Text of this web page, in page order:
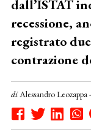
dall’ISTAT
recessione,
registrato
contrazione
diAlessandro Leozappa